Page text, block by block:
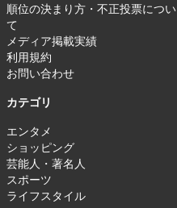
順位の決まり方・不正投票につい
て
メディア掲載実績
利用規約
お問い合わせ
カテゴリ
エンタメ
ショッピング
芸能人・著名人
スポーツ
ライフスタイル